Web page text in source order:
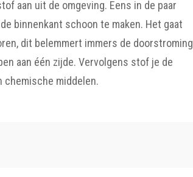
aan uit de omgeving. Eens in de paar
binnenkant schoon te maken. Het gaat
dit belemmert immers de doorstroming
aan één zijde. Vervolgens stof je de
chemische middelen.